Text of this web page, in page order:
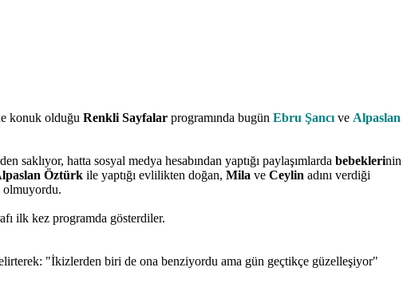
konuk olduğu Renkli Sayfalar programında bugün Ebru Şancı ve Alpaslan
saklıyor, hatta sosyal medya hesabından yaptığı paylaşımlarda bebeklerinin
Öztürk ile yaptığı evlilikten doğan, Mila ve Ceylin adını verdiği
olmuyordu.
ilk kez programda gösterdiler.
"İkizlerden biri de ona benziyordu ama gün geçtikçe güzelleşiyor"